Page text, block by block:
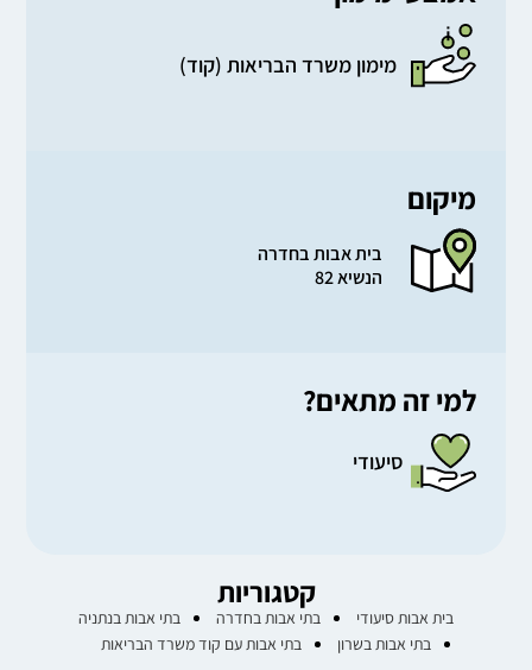
מימון משרד הבריאות (קוד)
מיקום
בית אבות בחדרה
הנשיא 82
למי זה מתאים?
סיעודי
קטגוריות
בית אבות סיעודי בתי אבות בחדרה
בתי אבות בנתניה
בתי אבות בשרון
בתי אבות עם קוד משרד הבריאות